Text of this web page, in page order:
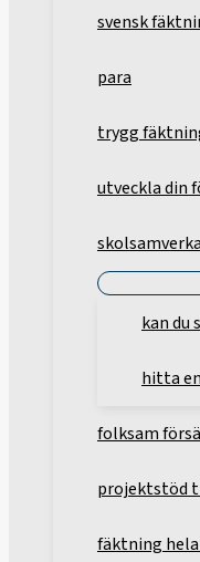
svensk
para
trygg
utveckla din
kan du
hitta
folksam
projektstöd
fäktning